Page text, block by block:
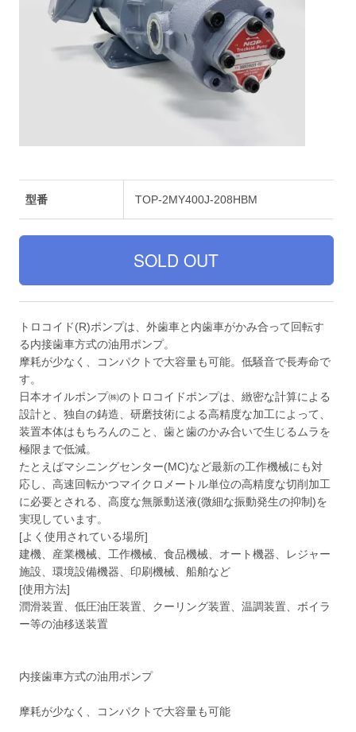
型番 TOP-2MY400J-208HBM
トロコイド(R)ポンプは、外歯車と内歯車がかみ合って回転す
る内接歯車方式の油用ポンプ。
摩耗が少なく、コンパクトで大容量も可能。低騒音で長寿命で
す。
日本オイルポンプ㈱のトロコイドポンプは、緻密な計算による
設計と、独自の鋳造、研磨技術による高精度な加工によって、
装置本体はもちろんのこと、歯と歯のかみ合いで生じるムラを
極限まで低減。
たとえばマシニングセンター(MC)など最新の工作機械にも対
応し、高速回転かつマイクロメートル単位の高精度な切削加工
に必要とされる、高度な無脈動送液(微細な振動発生の抑制)を
実現しています。
[よく使用されている場所]
建機、産業機械、工作機械、食品機械、オート機器、レジャー
施設、環境設備機器、印刷機械、船舶など
[使用方法]
潤滑装置、低圧油圧装置、クーリング装置、温調装置、ボイラ
ー等の油移送装置
内接歯車方式の油用ポンプ
摩耗が少なく、コンパクトで大容量も可能